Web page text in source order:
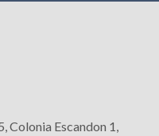
Colonia Escandon 1,